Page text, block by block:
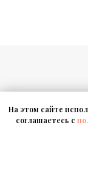
На этом сайте
соглашаетесь с